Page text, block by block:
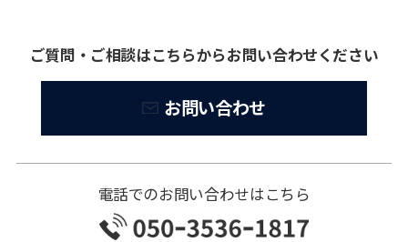
ご質問・ご相談はこちらからお問い合わせください
お問い合わせ
電話でのお問い合わせはこちら